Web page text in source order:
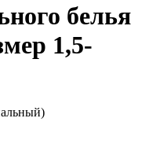
белья
1,5-